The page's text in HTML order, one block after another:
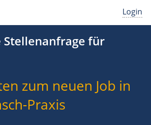
Login
Stellenanfrage für
zum neuen Job in
Praxis